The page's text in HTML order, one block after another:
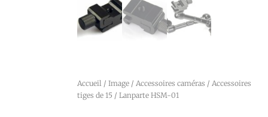
Accueil / Image / Accessoires caméras / Accessoires
tiges de 15 / Lanparte HSM-01